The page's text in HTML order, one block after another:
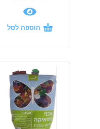
הוספה לסל